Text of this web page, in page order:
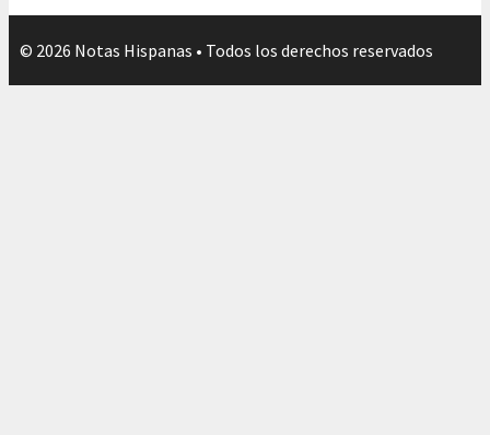
© 2026 Notas Hispanas • Todos los derechos reservados